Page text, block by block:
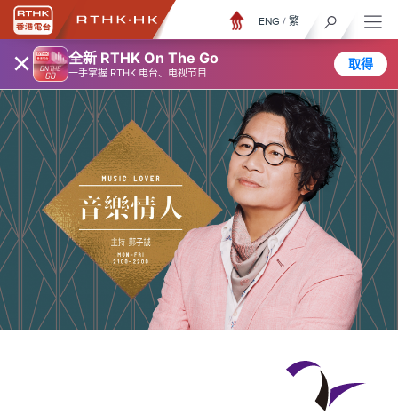
× 全新 RTHK On The Go
一手掌握 RTHK 电台、电视节目
取得
ENG / 繁